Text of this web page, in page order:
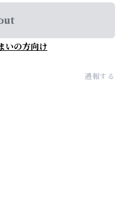
いの方向け
通報する